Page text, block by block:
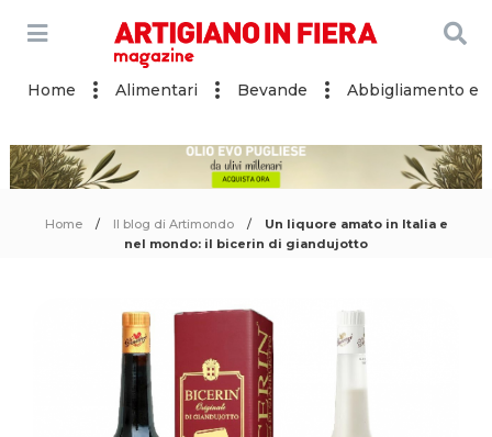
Home Alimentari Bevande Abbigliamento e
Home Il blog di Artimondo
Un liquore amato in Italia e
nel mondo: il bicerin di giandujotto